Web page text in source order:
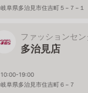
岐阜県多治見市住吉町５−７−１
ファッションセ
多治見店
10:00-19:00
岐阜県多治見市住吉町６−７